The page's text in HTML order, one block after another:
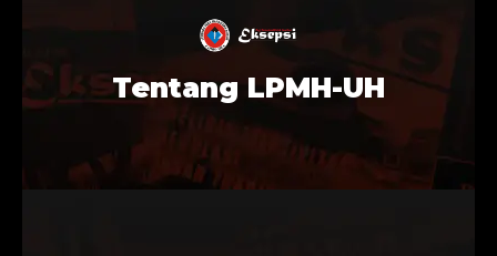
Tentang LPMH-UH